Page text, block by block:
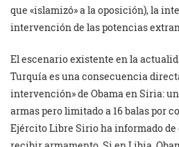
que «islamizó» a la oposición), la
intervención de las potencias
El escenario existente en la
Turquía es una consecuencia
intervención» de Obama en Siria:
armas pero limitado a 16 balas por
Ejército Libre Sirio ha informado de